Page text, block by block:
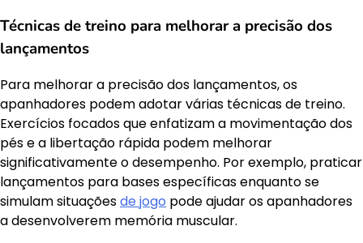
Técnicas de treino para melhorar a precisão dos
lançamentos
Para melhorar a precisão dos lançamentos, os
apanhadores podem adotar várias técnicas de treino.
Exercícios focados que enfatizam a movimentação dos
pés e a libertação rápida podem melhorar
significativamente o desempenho. Por exemplo, praticar
lançamentos para bases específicas enquanto se
simulam situaçõesde jogo pode ajudar os apanhadores
a desenvolverem memória muscular.